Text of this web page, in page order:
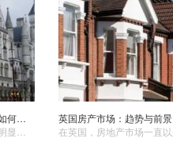
不同建筑年代的英国公寓，其房价差距是如何形成的？
​英国房产市场：趋势与前景